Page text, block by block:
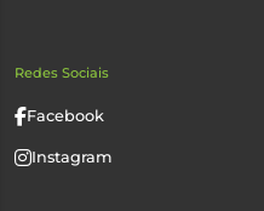
Redes Sociais
Facebook
Instagram